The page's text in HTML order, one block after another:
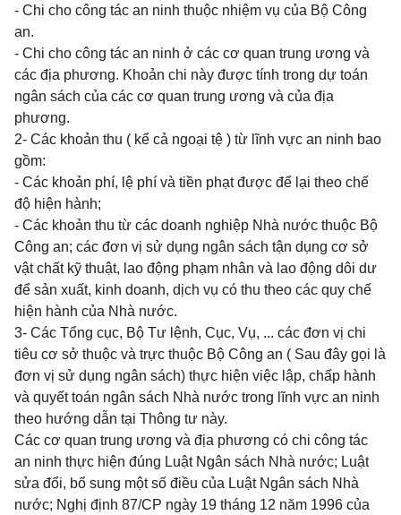
- Chi cho công tác an ninh thuộc nhiệm vụ của Bộ Công
an.
- Chi cho công tác an ninh ở các cơ quan trung ương và
các địa phương. Khoản chi này được tính trong dự toán
ngân sách của các cơ quan trung ương và của địa
phương.
2- Các khoản thu ( kể cả ngoại tệ ) từ lĩnh vực an ninh bao
gồm:
- Các khoản phí, lệ phí và tiền phạt được để lại theo chế
độ hiện hành;
- Các khoản thu từ các doanh nghiệp Nhà nước thuộc Bộ
Công an; các đơn vị sử dụng ngân sách tận dụng cơ sở
vật chất kỹ thuật, lao động phạm nhân và lao động dôi dư
để sản xuất, kinh doanh, dịch vụ có thu theo các quy chế
hiện hành của Nhà nước.
3- Các Tổng cục, Bộ Tư lệnh, Cục, Vụ, ... các đơn vị chi
tiêu cơ sở thuộc và trực thuộc Bộ Công an ( Sau đây gọi là
đơn vị sử dụng ngân sách) thực hiện việc lập, chấp hành
và quyết toán ngân sách Nhà nước trong lĩnh vực an ninh
theo hướng dẫn tại Thông tư này.
Các cơ quan trung ương và địa phương có chi công tác
an ninh thực hiện đúng Luật Ngân sách Nhà nước; Luật
sửa đổi, bổ sung một số điều của Luật Ngân sách Nhà
nước; Nghị định 87/CP ngày 19 tháng 12 năm 1996 của